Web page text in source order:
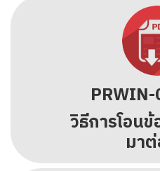
วิธีการโอน
มา